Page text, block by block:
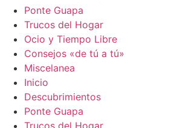
Ponte Guapa
Trucos del Hogar
Ocio y Tiempo Libre
Consejos «de tú a tú»
Miscelanea
Inicio
Descubrimientos
Ponte Guapa
Trucos del Hogar